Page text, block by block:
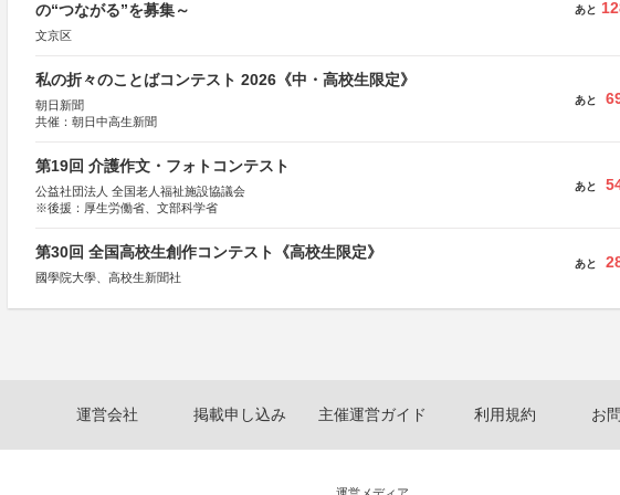
の“つながる”を募集～
文京区
あと
私の折々のことばコンテスト 2026《中・高校生限定》
朝日新聞
共催：朝日中高生新聞
あと
第19回 介護作文・フォトコンテスト
公益社団法人 全国老人福祉施設協議会
※後援：厚生労働省、文部科学省
あと
第30回 全国高校生創作コンテスト《高校生限定》
國學院大學、高校生新聞社
あと
運営会社 掲載申し込み 主催運営ガイド 利用規約 お